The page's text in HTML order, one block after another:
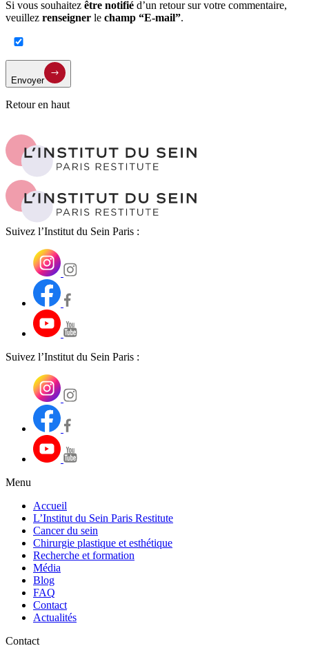
Si vous souhaitez être notifié d’un retour sur votre commentaire,
veuillez renseigner le champ “E-mail”.
Envoyer
Retour en haut
Suivez l’Institut du Sein Paris :
Suivez l’Institut du Sein Paris :
Menu
Accueil
L’Institut du Sein Paris Restitute
Cancer du sein
Chirurgie plastique et esthétique
Recherche et formation
Média
Blog
FAQ
Contact
Actualités
Contact